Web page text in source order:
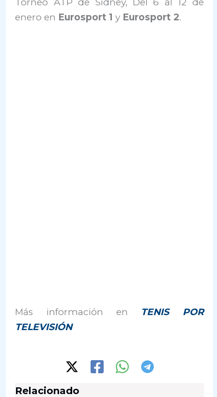
enero en Eurosport 1 y Eurosport 2.
Más información en
TENIS POR
TELEVISIÓN
Relacionado